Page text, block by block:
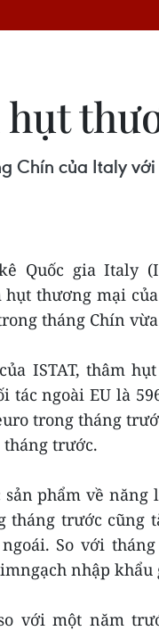
Chín của Italy
Quốc gia Italy
hụt thương mại
tháng Chín
ISTAT, thâm
tác ngoài EU là
trong tháng
tháng trước.
sản phẩm về
tháng trước cũng
So với
nhập khẩu
so với một năm